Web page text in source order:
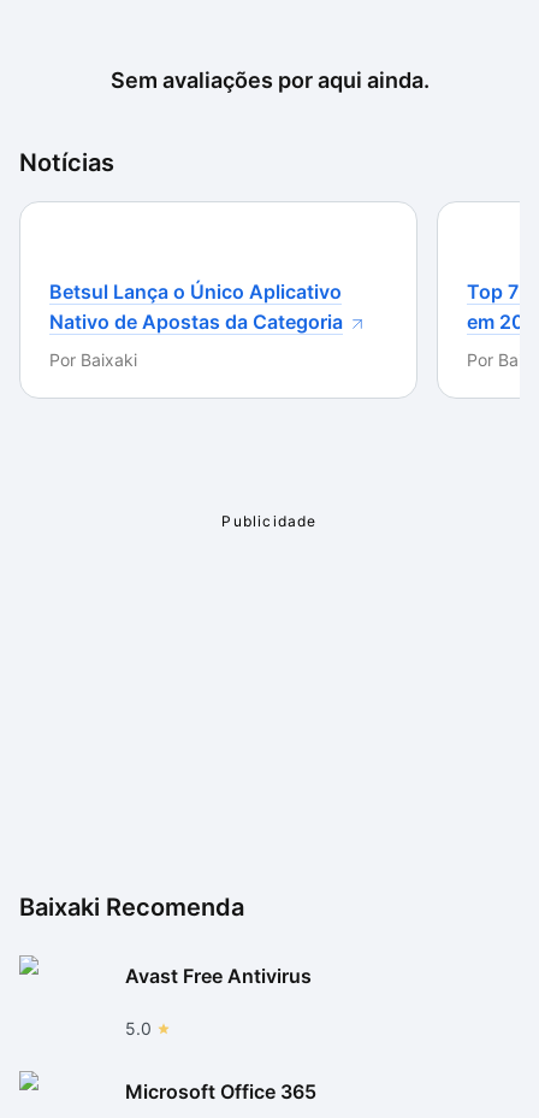
Sem avaliações por aqui ainda.
Notícias
Betsul Lança o Único Aplicativo
Nativo de Apostas da Categoria
Por Baixaki
Top 7
em
Por
Baixaki Recomenda
Avast Free Antivirus
5.0
Microsoft Office 365